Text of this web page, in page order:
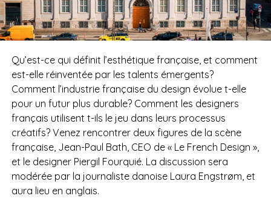
Qu’est-ce qui définit l’esthétique française, et comment
est-elle réinventée par les talents émergents?
Comment l’industrie française du design évolue t-elle
pour un futur plus durable? Comment les designers
français utilisent t-ils le jeu dans leurs processus
créatifs? Venez rencontrer deux figures de la scène
française, Jean-Paul Bath, CEO de « Le French Design »,
et le designer Piergil Fourquié. La discussion sera
modérée par la journaliste danoise Laura Engstrøm, et
aura lieu en anglais.